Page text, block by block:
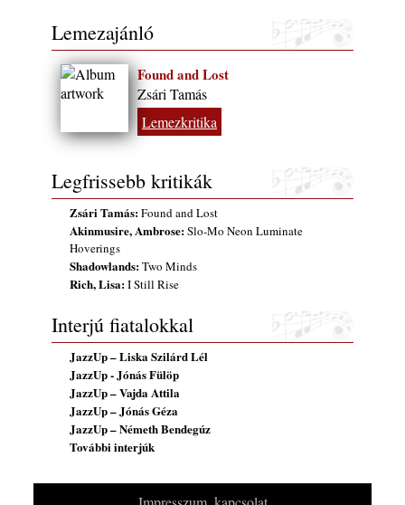
Lemezajánló
Found and Lost
Zsári Tamás
Lemezkritika
Legfrissebb kritikák
Zsári Tamás:Found and Lost
Akinmusire, Ambrose:Slo-Mo Neon Luminate
Hoverings
Shadowlands:Two Minds
Rich, Lisa:I Still Rise
Interjú fiatalokkal
JazzUp – Liska Szilárd Lél
JazzUp - Jónás Fülöp
JazzUp – Vajda Attila
JazzUp – Jónás Géza
JazzUp – Németh Bendegúz
További interjúk